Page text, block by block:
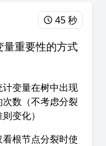
45 秒
量重要性的方式
计变量在树中出现
次数（不考虑分裂
变化）
看根节点分裂时使